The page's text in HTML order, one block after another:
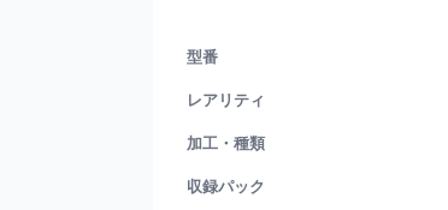
型番
レアリティ
加工・種類
収録パック